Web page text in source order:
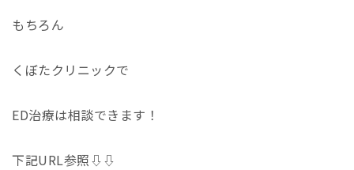
もちろん
くぼたクリニックで
ED治療は相談できます！
下記URL参照⇩⇩